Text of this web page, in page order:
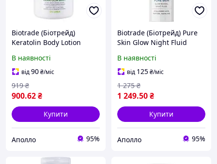
Biotrade (Біотрейд)
Keratolin Body Lotion
сечовиною 12%,
інтенсивне зволоження,
400 мл
В наявності
від90₴/міс
900.62₴
919 ₴
Купити
Аполло 95%
Biotrade (Біотрейд) Pure
Skin Glow Night Fluid
гіалуроновою кислотою
та пептидами, 50 мл
В наявності
від 125₴/міс
1 249.50₴
1 275 ₴
Купити
Аполло 95%